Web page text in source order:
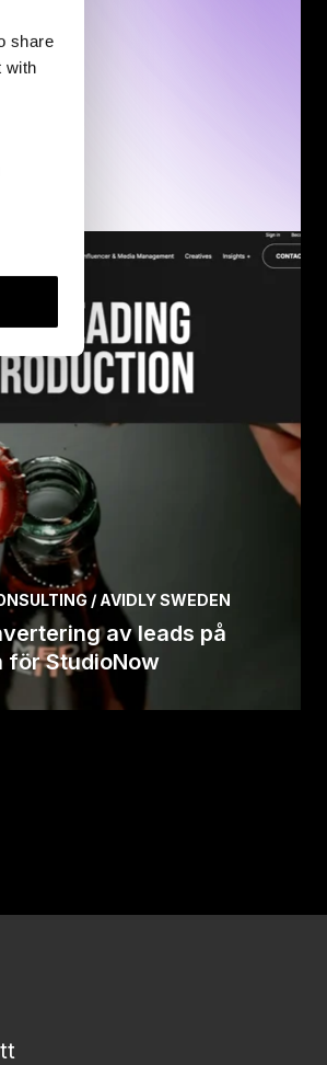
share
with
/ AVIDLY SWEDEN
av leads på
för StudioNow